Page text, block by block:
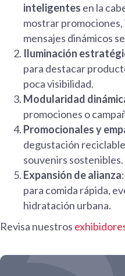
inteligentes en la
mostrar
mensajes dinámicos
Iluminación
para destacar
poca visibilidad.
Modularidad
promociones o
Promocionales y
degustación
souvenirs sostenibles.
Expansión de alianza
para comida rápida,
hidratación urbana.
Revisa nuestros